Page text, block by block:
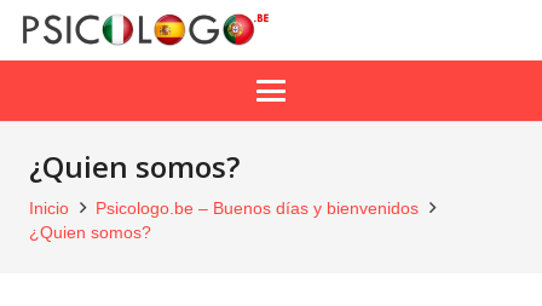
¿Quien somos?
Inicio
Psicologo.be – Buenos días y bienvenidos
¿Quien somos?